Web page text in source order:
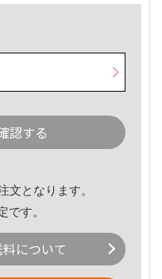
認する
文となります。
です。
について